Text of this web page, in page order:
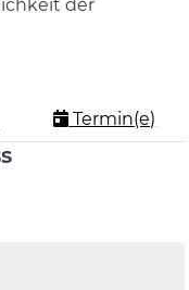
der
Termin(e)